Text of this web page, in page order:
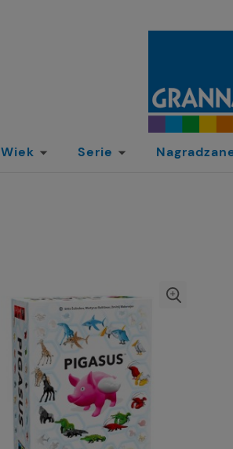
Wiek Serie